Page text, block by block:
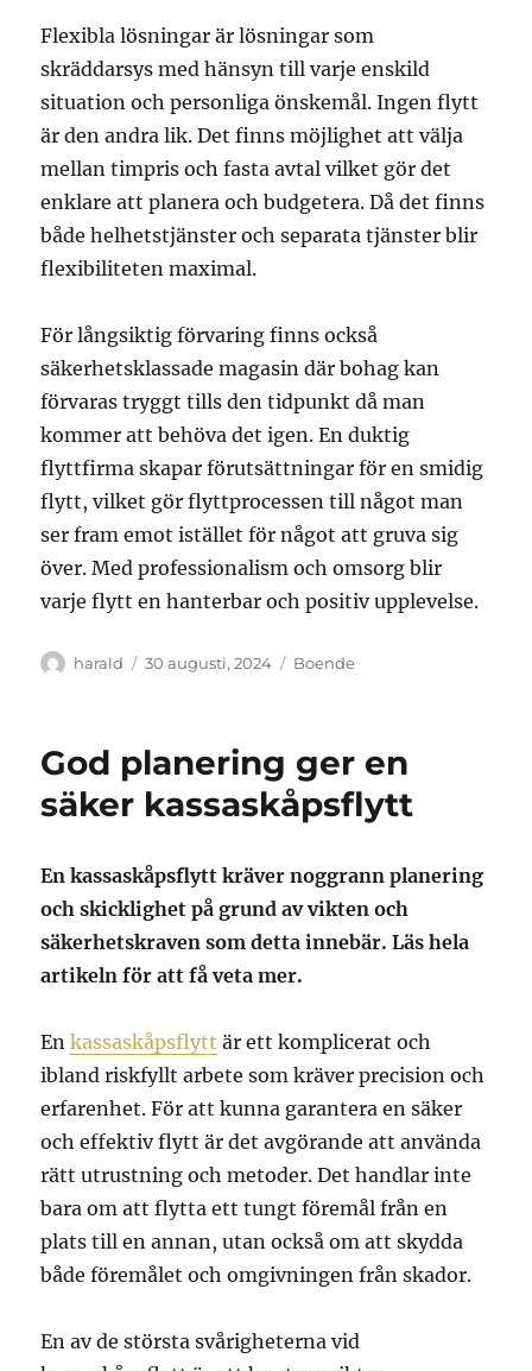
Flexibla lösningar är lösningar som
skräddarsys med hänsyn till varje enskild
situation och personliga önskemål. Ingen flytt
är den andra lik. Det finns möjlighet att välja
mellan timpris och fasta avtal vilket gör det
enklare att planera och budgetera. Då det finns
både helhetstjänster och separata tjänster blir
flexibiliteten maximal.
För långsiktig förvaring finns också
säkerhetsklassade magasin där bohag kan
förvaras tryggt tills den tidpunkt då man
kommer att behöva det igen. En duktig
flyttfirma skapar förutsättningar för en smidig
flytt, vilket gör flyttprocessen till något man
ser fram emot istället för något att gruva sig
över. Med professionalism och omsorg blir
varje flytt en hanterbar och positiv upplevelse.
Författare
harald
Publicerat
30 augusti, 2024 Kategorier
Boende
God planering ger en
säker kassaskåpsflytt
En kassaskåpsflytt kräver noggrann planering
och skicklighet på grund av vikten och
säkerhetskraven som detta innebär. Läs hela
artikeln för att få veta mer.
Enkassaskåpsflytt är ett komplicerat och
ibland riskfyllt arbete som kräver precision och
erfarenhet. För att kunna garantera en säker
och effektiv flytt är det avgörande att använda
rätt utrustning och metoder. Det handlar inte
bara om att flytta ett tungt föremål från en
plats till en annan, utan också om att skydda
både föremålet och omgivningen från skador.
En av de största svårigheterna vid